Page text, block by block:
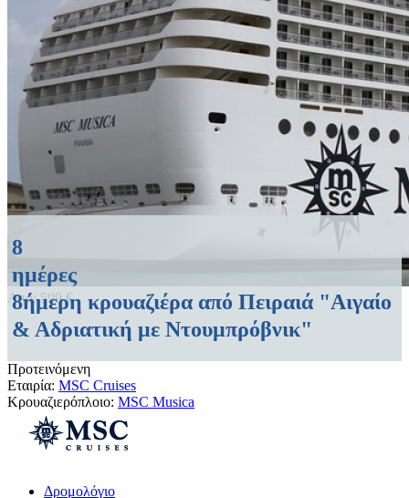
Από:599€
8
ημέρες
8ήμερη κρουαζιέρα από Πειραιά "Αιγαίο
& Αδριατική με Ντουμπρόβνικ"
Προτεινόμενη
Εταιρία: MSC Cruises
Κρουαζιερόπλοιο: MSC Musica
Δρομολόγιο